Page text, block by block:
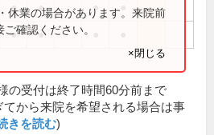
● ● ●
● ●
休業の場合があります。来院前
確認ください。
×閉じる
の受付は終了時間60分前まで
から来院を希望される場合は事
きを読む)